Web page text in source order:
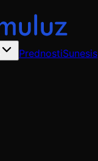
PrednostiSunesis